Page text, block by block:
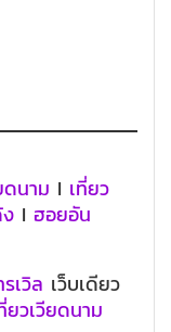
ดนาม I เที่ยว
I ฮอยอัน
เวิล เว็บเดียว
ยวเวียดนาม